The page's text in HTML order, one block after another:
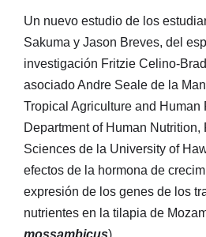
Un nuevo estudio de los
Sakuma y Jason Breves, del
investigación Fritzie Celino-
asociado Andre Seale de la
Tropical Agriculture and Human
Department of Human Nutrition,
Sciences de la University of
efectos de la hormona de
expresión de los genes de los
nutrientes en la tilapia de
mossambicus).